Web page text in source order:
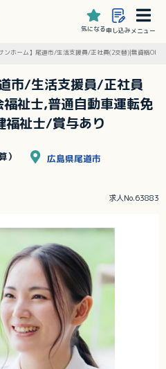
気になる申し込みメニュー
ンホーム】尾道市/生活支援員/正社員(2交替)|無資格
市/生活支援員/正社員
祉士,普通自動車運転免
福祉士/賞与あり
） 広島県尾道市
求人No.63883